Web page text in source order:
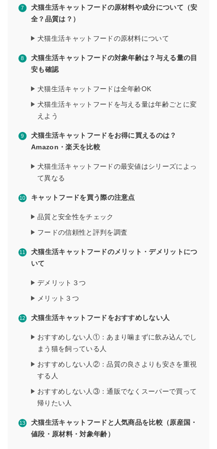
犬猫生活キャットフードの原材料や成分について（安
全？品質は？）
犬猫生活キャットフードの原材料について
犬猫生活キャットフードの対象年齢は？与える量の目
安も確認
犬猫生活キャットフードは全年齢OK
犬猫生活キャットフードを与える量は年齢ごとに変
えよう
犬猫生活キャットフードをお得に買えるのは？
Amazon・楽天を比較
犬猫生活キャットフードの最安値はシリーズによっ
て異なる
キャットフードを買う際の注意点
品質と安全性をチェック
フードの信頼性と評判を調査
犬猫生活キャットフードのメリット・デメリットにつ
いて
デメリット３つ
メリット３つ
犬猫生活キャットフードをおすすめしない人
おすすめしない人①：あまり噛まずに飲み込んでし
まう猫を飼っている人
おすすめしない人②：品質の良さよりも安さを重視
する人
おすすめしない人③：通販でなくスーパーで買って
帰りたい人
犬猫生活キャットフードと人気商品を比較（原産国・
値段・原材料・対象年齢）